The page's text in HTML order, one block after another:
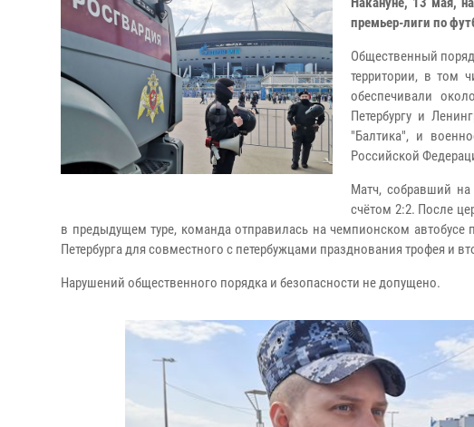
премьер-лиги по
Общественный
территории, в том
обеспечивали
Петербургу и
"Балтика", и
Российской
Матч, собравший
счётом 2:2. После
в предыдущем туре, команда отправилась на чемпионском
Петербурга для совместного с петербужцами празднования трофея и
Нарушений общественного порядка и безопасности не допущено.